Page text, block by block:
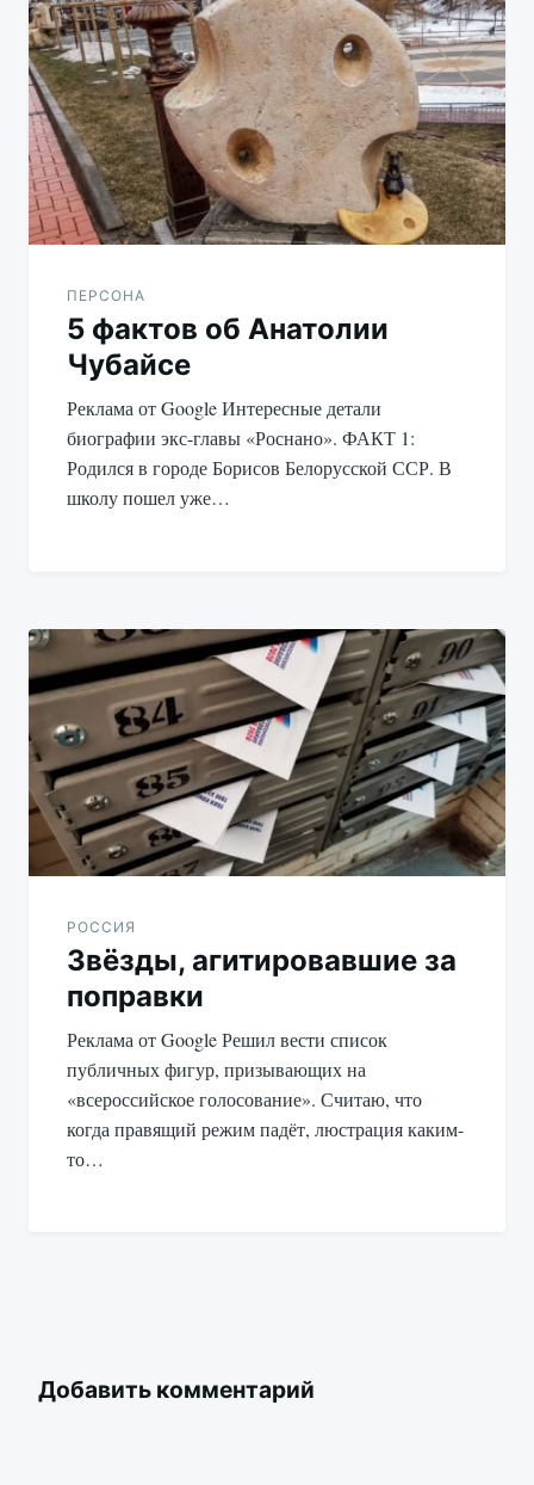
по
записям
ПЕРСОНА
5 фактов об Анатолии
Чубайсе
Реклама от Google Интересные детали
биографии экс-главы «Роснано». ФАКТ 1:
Родился в городе Борисов Белорусской ССР. В
школу пошел уже…
РОССИЯ
Звёзды, агитировавшие за
поправки
Реклама от Google Решил вести список
публичных фигур, призывающих на
«всероссийское голосование». Считаю, что
когда правящий режим падёт, люстрация каким-
то…
Добавить комментарий